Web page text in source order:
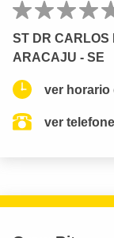
ST DR CARLOS
ARACAJU - SE
ver horario
ver telefone